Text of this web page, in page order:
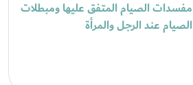
مفسدات الصيام المتفق عليها ومبطلات
الصيام عند الرجل والمرأة